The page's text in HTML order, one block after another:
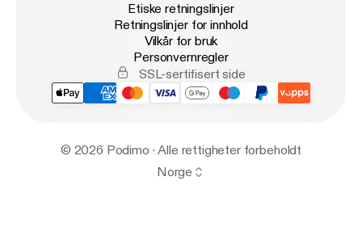
Etiske retningslinjer
Retningslinjer for innhold
Vilkår for bruk
Personvernregler
SSL-sertifisert side
© 2026 Podimo · Alle rettigheter forbeholdt
Norge